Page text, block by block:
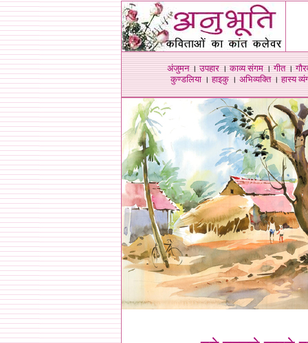
अंजुमन।उपहार।काव्य संगम।गीत।
कुण्डलिया।हाइकु।अभिव्यक्ति।हास्य